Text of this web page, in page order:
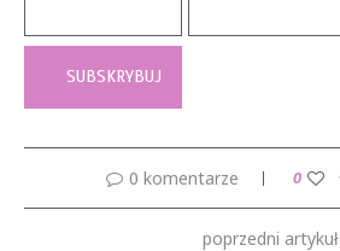
0 komentarze 0
poprzedni artykuł